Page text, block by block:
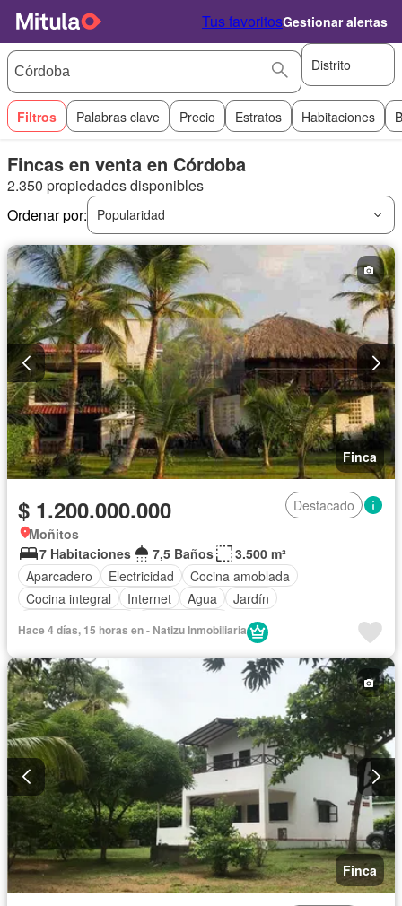
Tus favoritosGestionar alertas
Distrito
Filtros Palabras clave Precio Estratos Habitaciones
Fincas en venta en Córdoba
2.350 propiedades disponibles
Ordenar por:
Popularidad
Finca
$ 1.200.000.000
Destacado
Moñitos
7 Habitaciones
7,5 Baños
3.500 m²
Aparcadero
Electricidad
Cocina amoblada
Cocina integral
Internet Agua
Jardín
Hace 4 días, 15 horas en - Natizu Inmobiliaria
Finca